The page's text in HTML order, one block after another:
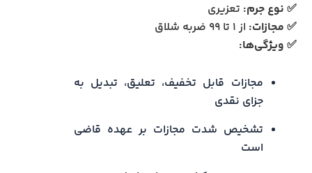
✅ نوع جرم: تعزیری
✅ مجازات: از ۱ تا ۹۹ ضربه شلاق
✅ ویژگی‌ها:
مجازات قابل تخفیف، تعلیق، تبدیل به
جزای نقدی
تشخیص شدت مجازات بر عهده قاضی
است